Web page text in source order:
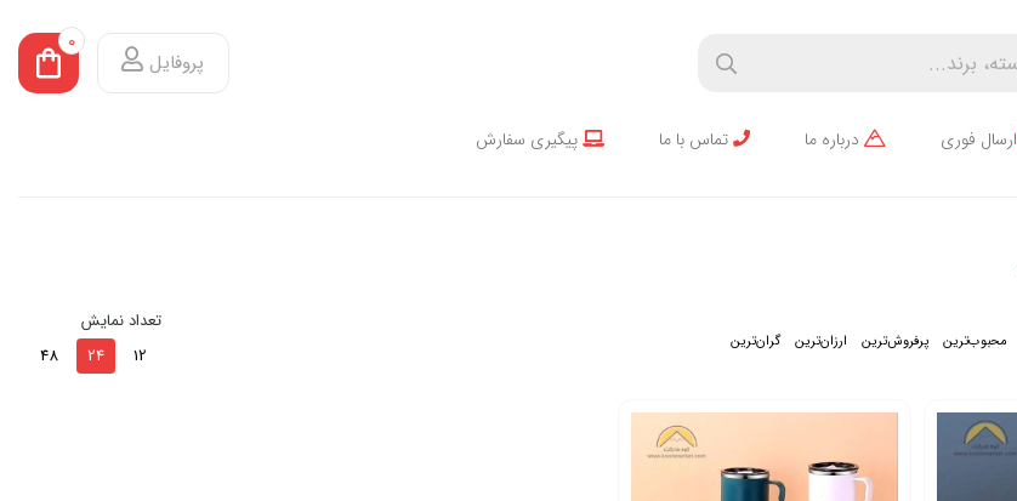
پروفایل
0
ارسال فوری درباره ما تماس با ما پیگیری سفارش
محبوب‌‌ترین پرفروش‌ترین ارزان‌ترین گران‌ترین
تعداد نمایش
12
24
48